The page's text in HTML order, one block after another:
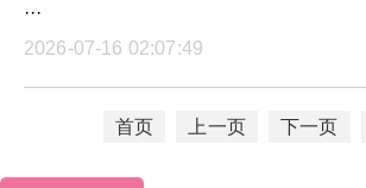
···
2026-07-16 02:07:49
首页 上一页 下一页